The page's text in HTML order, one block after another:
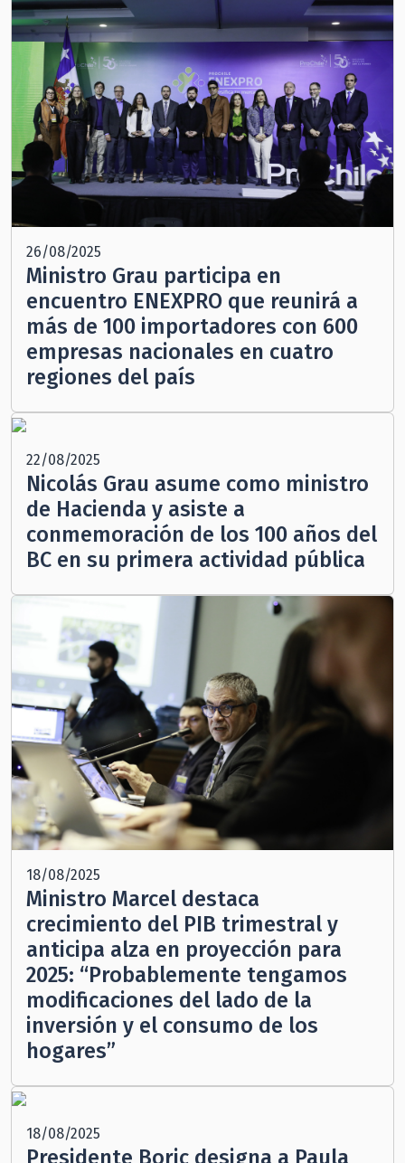
26/08/2025
Ministro Grau participa en
encuentro ENEXPRO que reunirá a
más de 100 importadores con 600
empresas nacionales en cuatro
regiones del país
22/08/2025
Nicolás Grau asume como ministro
de Hacienda y asiste a
conmemoración de los 100 años del
BC en su primera actividad pública
18/08/2025
Ministro Marcel destaca
crecimiento del PIB trimestral y
anticipa alza en proyección para
2025: “Probablemente tengamos
modificaciones del lado de la
inversión y el consumo de los
hogares”
18/08/2025